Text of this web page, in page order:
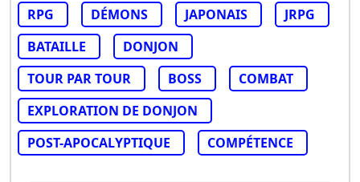
RPG DÉMONS JAPONAIS
JRPG
BATAILLE
DONJON
TOUR PAR TOUR
BOSS
COMBAT
EXPLORATION DE DONJON
POST-APOCALYPTIQUE
COMPÉTENCE